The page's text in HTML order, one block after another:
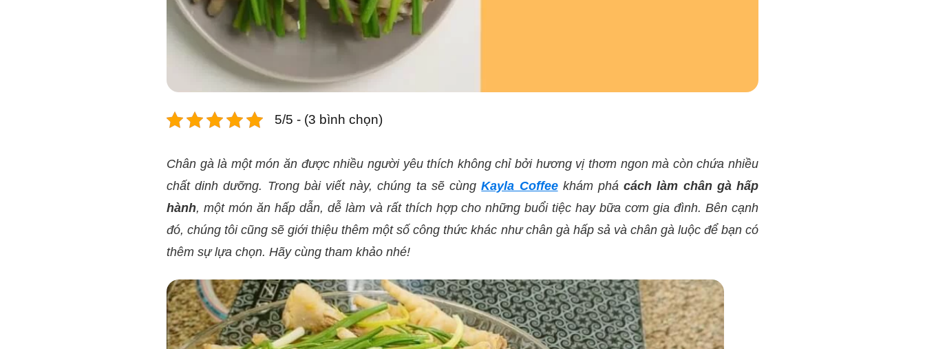
5/5 - (3 bình chọn)
Chân gà là một món ăn được nhiều người yêu thích không chỉ bởi hương vị thơm ngon mà còn chứa nhiều
chất dinh dưỡng. Trong bài viết này, chúng ta sẽ cùngKayla Coffeekhám phácách làm chân gà hấp
hành, một món ăn hấp dẫn, dễ làm và rất thích hợp cho những buổi tiệc hay bữa cơm gia đình. Bên cạnh
đó, chúng tôi cũng sẽ giới thiệu thêm một số công thức khác như chân gà hấp sả và chân gà luộc để bạn có
thêm sự lựa chọn. Hãy cùng tham khảo nhé!